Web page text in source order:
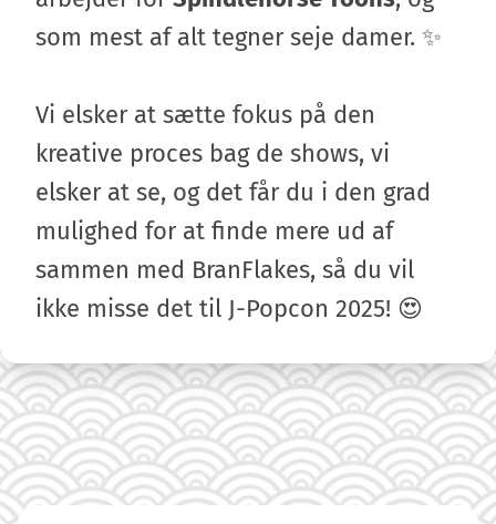
som mest af alt tegner seje damer. ✨
Vi elsker at sætte fokus på den
kreative proces bag de shows, vi
elsker at se, og det får du i den grad
mulighed for at finde mere ud af
sammen med BranFlakes, så du vil
ikke misse det til J-Popcon 2025! 😍